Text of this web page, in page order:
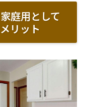
庭用として
リット